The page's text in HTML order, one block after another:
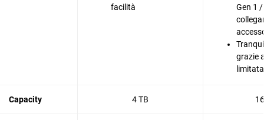
facilità
Gen 1
grazie
Capacity 4 TB